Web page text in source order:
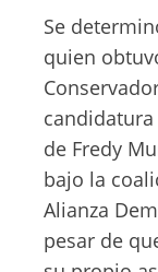
Se
quien
de Fredy
bajo la
Alianza
pesar de